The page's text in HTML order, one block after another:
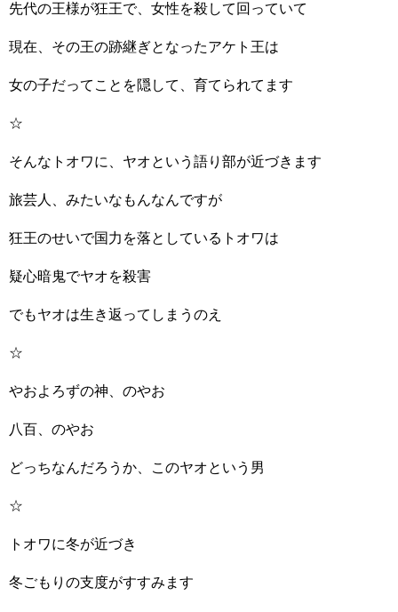
先代の王様が狂王で、女性を殺して回っていて
現在、その王の跡継ぎとなったアケト王は
女の子だってことを隠して、育てられてます
☆
そんなトオワに、ヤオという語り部が近づきます
旅芸人、みたいなもんなんですが
狂王のせいで国力を落としているトオワは
疑心暗鬼でヤオを殺害
でもヤオは生き返ってしまうのえ
☆
やおよろずの神、のやお
八百、のやお
どっちなんだろうか、このヤオという男
☆
トオワに冬が近づき
冬ごもりの支度がすすみます